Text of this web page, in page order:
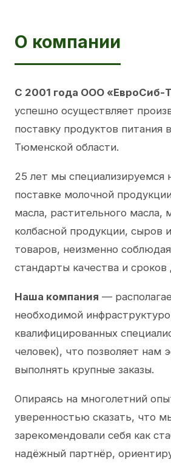
О компании
С 2001 года ООО «ЕвроСиб-
успешно осуществляет
поставку продуктов питания
Тюменской области.
25 лет мы специализируемся
поставке молочной
масла, растительного масла,
колбасной продукции, сыров
товаров, неизменно
стандарты качества и сроков
Наша компания —
необходимой
квалифицированных
человек), что позволяет нам
выполнять крупные заказы.
Опираясь на многолетний
уверенностью сказать, что
зарекомендовали себя как
надёжный партнёр,